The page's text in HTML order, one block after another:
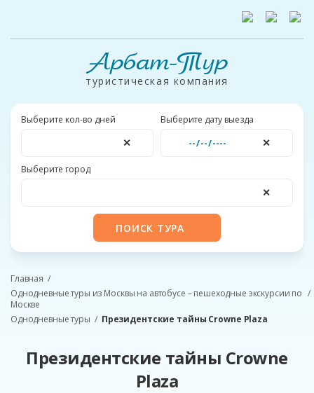
Арбат-Тур
туристическая компания
Выберите кол-во дней
✕
Выберите дату выезда
✕
Выберите город
✕
ПОИСК ТУРА
Главная
Однодневные туры из Москвы на автобусе – пешеходные экскурсии по
Москве
Однодневные туры
Президентские тайны Crowne Plaza
Президентские тайны Crowne
Plaza